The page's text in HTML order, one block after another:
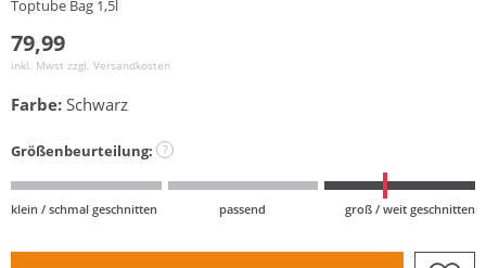
Toptube Bag 1,5l
79,99
inkl. Mwst zzgl. Versandkosten
Farbe: Schwarz
Größenbeurteilung: ?
klein / schmal geschnitten passend groß / weit geschnitten